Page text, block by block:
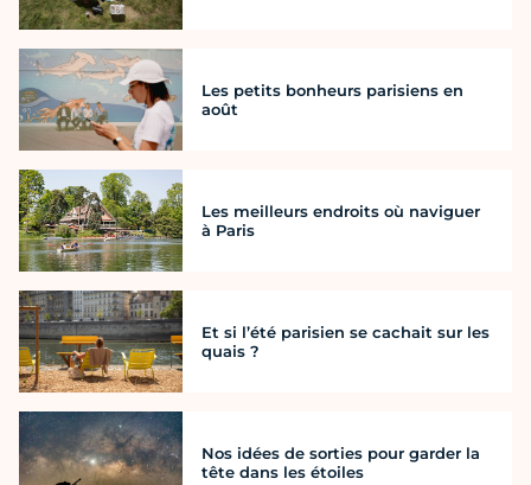
Les petits bonheurs parisiens en
août
Les meilleurs endroits où naviguer
à Paris
Et si l’été parisien se cachait sur les
quais ?
Nos idées de sorties pour garder la
tête dans les étoiles